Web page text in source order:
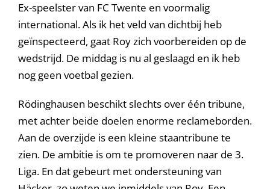
Ex-speelster van FC Twente en voormalig
international. Als ik het veld van dichtbij heb
geïnspecteerd, gaat Roy zich voorbereiden op de
wedstrijd. De middag is nu al geslaagd en ik heb
nog geen voetbal gezien.
Rödinghausen beschikt slechts over één tribune,
met achter beide doelen enorme reclameborden.
Aan de overzijde is een kleine staantribune te
zien. De ambitie is om te promoveren naar de 3.
Liga. En dat gebeurt met ondersteuning van